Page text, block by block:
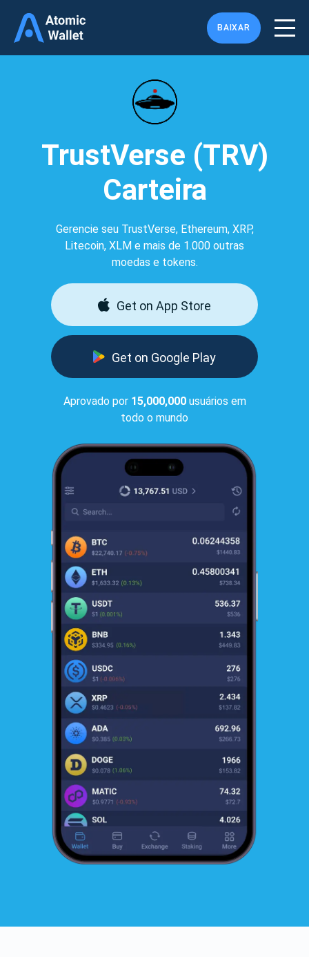
BAIXAR
TrustVerse (TRV)
Carteira
Gerencie seu TrustVerse, Ethereum, XRP,
Litecoin, XLM e mais de 1.000 outras
moedas e tokens.
Get on App Store
Get on Google Play
Aprovado por 15,000,000usuários em
todo o mundo